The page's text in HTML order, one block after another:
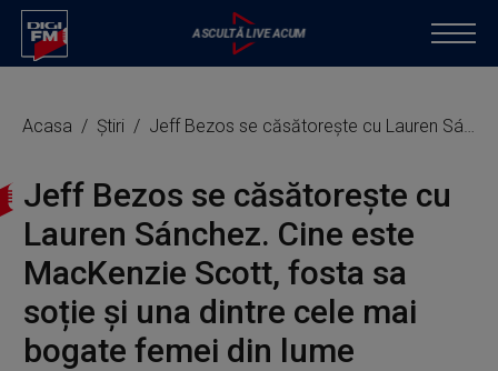
Acasa Știri Jeff Bezos se căsătorește cu Lauren Sánchez. Cine este MacKenzie Scott, fosta sa soție și una dintre cele mai bogate femei din lume
Jeff Bezos se căsătorește cu
Lauren Sánchez. Cine este
MacKenzie Scott, fosta sa
soție și una dintre cele mai
bogate femei din lume